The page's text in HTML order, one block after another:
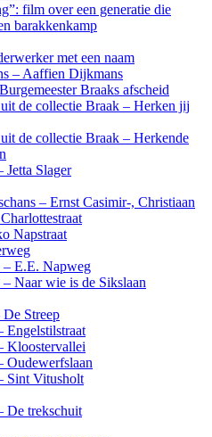
film over een generatie die
barakkenkamp
met een naam
– Aaffien Dijkmans
Braaks afscheid
uit de collectie Braak – Herken jij
uit de collectie Braak – Herkende
Jetta Slager
– Ernst Casimir-, Christiaan
Napstraat
– E.E. Napweg
Naar wie is de Sikslaan
Streep
Engelstilstraat
Kloostervallei
Oudewerfslaan
Sint Vitusholt
De trekschuit